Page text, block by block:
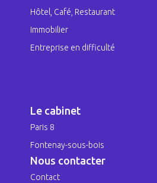
Hôtel, Café, Restaurant
Immobilier
Entreprise en difficulté
Le cabinet
Paris 8
Fontenay-sous-bois
Nous contacter
Contact